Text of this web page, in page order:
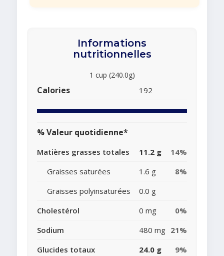
Informations
nutritionnelles
1 cup (240.0g)
Calories 192
% Valeur quotidienne*
Matières grasses totales 11.2 g
14%
Graisses saturées
1.6 g
8%
Graisses polyinsaturées
0.0 g
Cholestérol
0 mg
0%
Sodium
480 mg 21%
Glucides totaux
24.0 g 9%